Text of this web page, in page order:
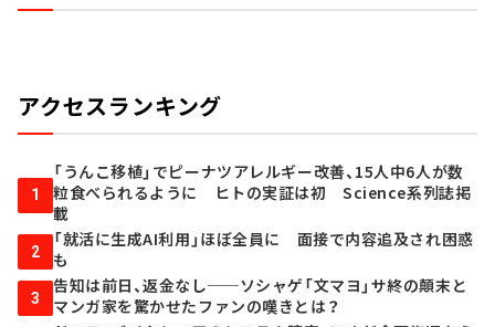
アクセスランキング
1
「うんこ移植」でピーナツアレルギー改善、15人中6人が数
粒食べられるように ヒトの実証は初 Science系列誌掲
載
2
「就活に生成AI利用」ほぼ全員に 面接で内容追及され困惑
も
3
告知は前日、返金なし──ソシャゲ「文マヨ」サ終の顛末と
マンガ家を驚かせたファンの嘆きとは？